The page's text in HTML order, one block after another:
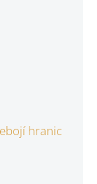
hranic